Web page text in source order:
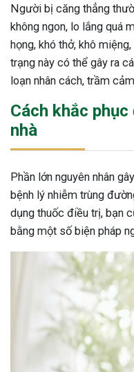
Người bị căng thẳng
không ngon, lo lắng quá
họng, khó thở, khô
trạng này có thể gây ra
loạn nhân cách, trầm
Cách khắc
nhà
Phần lớn nguyên nhân
bệnh lý nhiễm trùng
dụng thuốc điều trị, bạn
bằng một số biện pháp